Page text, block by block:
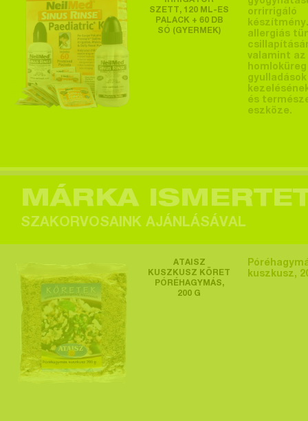
Egy felhasználó
megtekintette a
terméket >
megtekintette a
terméket >
megtekintette a
terméket >
Egy felhasználó
megtekintette a
SZETT, 120 ML-ES
PALACK + 60 DB
SÓ (GYERMEK)
orrirrigáló
allergiás
valamint az
homloküreg
gyulladások
és
eszköze.
MÁRKA
SZAKORVOSAINK AJÁNLÁSÁVAL
ATAISZ
KUSZKUSZ KÖRET
PÓRÉHAGYMÁS,
200 G
kuszkusz,